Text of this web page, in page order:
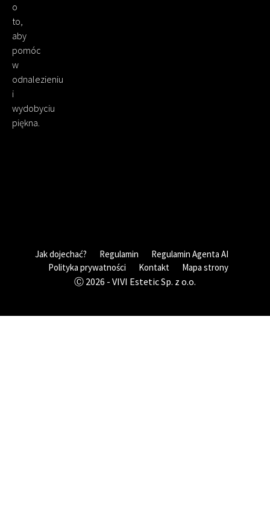
o
to,
aby
pomóc
w
odnalezieniu
i
wydobyciu
piękna.
Jak dojechać? Regulamin
Regulamin Agenta AI
Polityka prywatności
Kontakt Mapa strony
Ⓒ 2026 - VIVI Estetic Sp. z o.o.